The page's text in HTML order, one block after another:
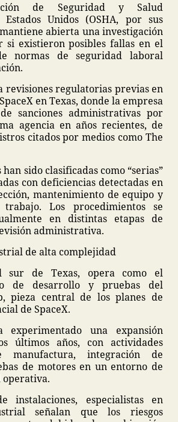
de Seguridad y Salud
Estados Unidos (OSHA, por sus
abierta una investigación
si existieron posibles fallas en el
normas de seguridad laboral
revisiones regulatorias previas en
en Texas, donde la empresa
sanciones administrativas por
agencia en años recientes, de
citados por medios como The
han sido clasificadas como “serias”
con deficiencias detectadas en
mantenimiento de equipo y
trabajo. Los procedimientos se
en distintas etapas de
administrativa.
de alta complejidad
sur de Texas, opera como el
de desarrollo y pruebas del
pieza central de los planes de
de SpaceX.
experimentado una expansión
últimos años, con actividades
manufactura, integración de
de motores en un entorno de
instalaciones, especialistas en
señalan que los riesgos